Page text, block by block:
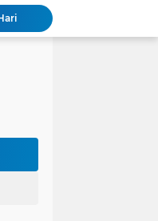
TMMD Ke 129 Kodim 0904/Paser Terima Kunjungan Dari Tim Wasev Mabesad
Sasaran RTLH Ke 5 Sudah Mulai Dieksekusi Oleh Satgas TMMD 129 Kodim 0904/Paser